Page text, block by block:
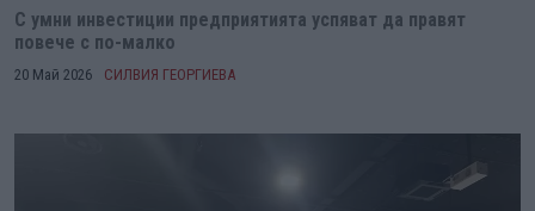
С умни инвестиции предприятията успяват да правят
повече с по-малко
20 Май 2026 СИЛВИЯ ГЕОРГИЕВА